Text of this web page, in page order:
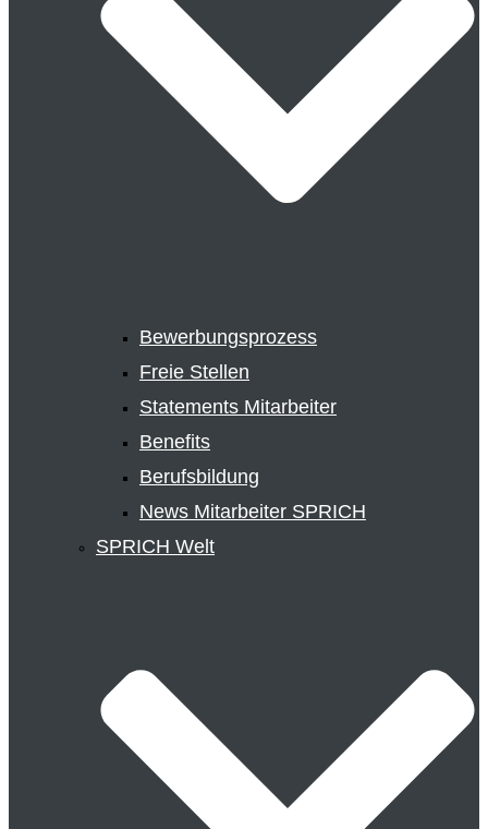
Bewerbungsprozess
Freie Stellen
Statements Mitarbeiter
Benefits
Berufsbildung
News Mitarbeiter SPRICH
SPRICH Welt